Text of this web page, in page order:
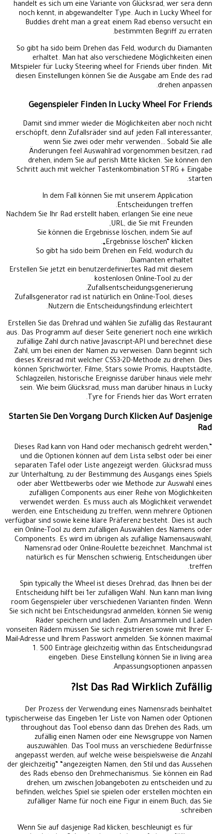
handelt es sich um eine Variante von Glücksrad, wer sera denn
noch kennt, in abgewandelter Type. Auch in Lucky Wheel for
Buddies dreht man a great einem Rad ebenso versucht ein
bestimmten Begriff zu erraten.
So gibt ha sido beim Drehen das Feld, wodurch du Diamanten
erhaltet. Man hat also verschiedene Möglichkeiten einen
Mitspieler für Lucky Steering wheel for Friends über finden. Mit
diesen Einstellungen können Sie die Ausgabe am Ende des rad
drehen anpassen.
Gegenspieler Finden In Lucky Wheel For Friends
Damit sind immer wieder die Möglichkeiten aber noch nicht
erschöpft, denn Zufallsräder sind auf jeden Fall interessanter,
wenn Sie zwei oder mehr verwenden… Sobald Sie alle
Änderungen feel Auswahlrad vorgenommen besitzen, rad
drehen, indem Sie auf perish Mitte klicken. Sie können den
Schritt auch mit welcher Tastenkombination STRG + Eingabe
starten.
In dem Fall können Sie mit unserem Application
Entscheidungen treffen.
Nachdem Sie Ihr Rad erstellt haben, erlangen Sie eine neue
URL, die Sie mit Freunden,
Sie können die Ergebnisse löschen, indem Sie auf
„Ergebnisse löschen“ klicken.
So gibt ha sido beim Drehen ein Feld, wodurch du
Diamanten erhaltet.
Erstellen Sie jetzt ein benutzerdefiniertes Rad mit diesem
kostenlosen Online-Tool zu der
Zufallsentscheidungsgenerierung.
Zufallsgenerator rad ist natürlich ein Online-Tool, dieses
Nutzern die Entscheidungsfindung erleichtert.
Erstellen Sie das Drehrad und wählen Sie zufällig das Restaurant
aus. Das Programm auf dieser Seite generiert noch eine wirklich
zufällige Zahl durch native Javascript-API und berechnet diese
Zahl, um bei einen der Namen zu verweisen. Dann beginnt sich
dieses Kreisrad mit welcher CSS3-2D-Methode zu drehen. Dies
können Sprichwörter, Filme, Stars sowie Promis, Hauptstädte,
Schlagzeilen, historische Ereignisse darüber hinaus viele mehr
sein. Wie beim Glücksrad, muss man darüber hinaus in Lucky
Tyre for Friends hier das Wort erraten.
Starten Sie Den Vorgang Durch Klicken Auf Dasjenige
Rad
“Dieses Rad kann von Hand oder mechanisch gedreht werden,
und die Optionen können auf dem Lista selbst oder bei einer
separaten Tafel oder Liste angezeigt werden. Glücksrad muss
zur Unterhaltung, zu der Bestimmung des Ausgangs eines Spiels
oder aber Wettbewerbs oder wie Methode zur Auswahl eines
zufälligen Components aus einer Reihe von Möglichkeiten
verwendet werden. Es muss auch als Möglichkeit verwendet
werden, eine Entscheidung zu treffen, wenn mehrere Optionen
verfügbar sind sowie keine klare Präferenz besteht. Dies ist auch
ein Online-Tool zu dem zufälligen Auswählen des Namens oder
Components. Es wird im übrigen als zufällige Namensauswahl,
Namensrad oder Online-Roulette bezeichnet. Manchmal ist
natürlich es für Menschen schwierig, Entscheidungen über
treffen.
Spin typically the Wheel ist dieses Drehrad, das Ihnen bei der
Entscheidung hilft bei 1er zufälligen Wahl. Nun kann man living
room Gegenspieler über verschiedenen Varianten finden. Wenn
Sie sich nicht bei Entscheidungsrad anmelden, können Sie wenig
Räder speichern und laden. Zum Ansammeln und Laden
vonseiten Rädern müssen Sie sich registrieren sowie mit Ihrer E-
Mail-Adresse und Ihrem Passwort anmelden. Sie können maximal
1. 500 Einträge gleichzeitig within das Entscheidungsrad
eingeben. Diese Einstellung können Sie in living area
Anpassungsoptionen anpassen.
Ist Das Rad Wirklich Zufällig?
Der Prozess der Verwendung eines Namensrads beinhaltet
typischerweise das Eingeben 1er Liste von Namen oder Optionen
throughout das Tool ebenso dann das Drehen des Rads, um
zufällig einen Namen oder eine Newsgruppe von Namen
auszuwählen. Das Tool muss an verschiedene Bedürfnisse
angepasst werden, auf welche weise beispielsweise die Anzahl
der gleichzeitig” “angezeigten Namen, den Stil und das Aussehen
des Rads ebenso den Drehmechanismus. Sie können ein Rad
drehen, um zwischen Jobangeboten zu entscheiden und zu
befinden, welches Spiel sie spielen oder erstellen möchten ein
zufälliger Name für noch eine Figur in einem Buch, das Sie
schreiben.
Wenn Sie auf dasjenige Rad klicken, beschleunigt es für